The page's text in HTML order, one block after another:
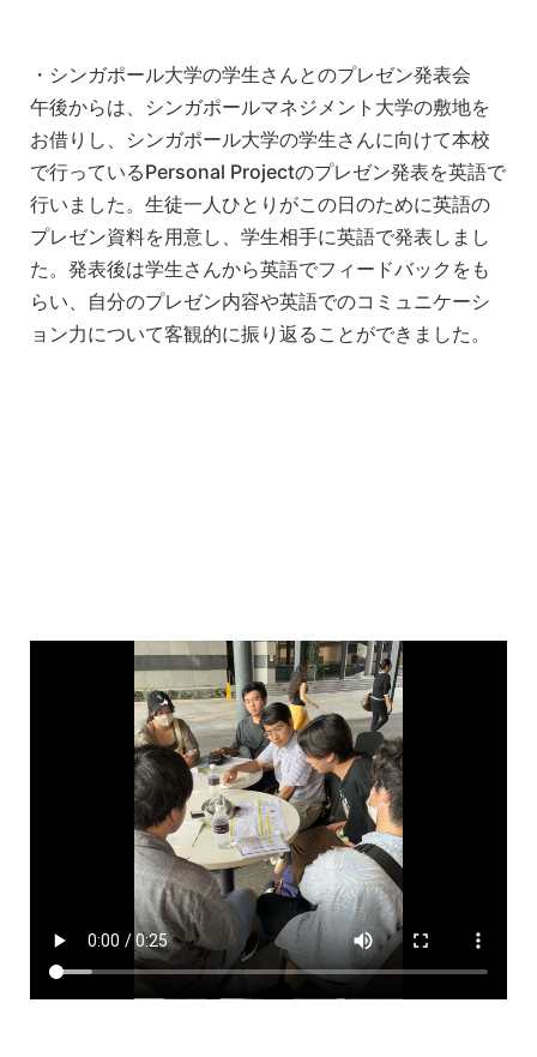
・シンガポール大学の学生さんとのプレゼン発表会
午後からは、シンガポールマネジメント大学の敷地を
お借りし、シンガポール大学の学生さんに向けて本校
で行っているPersonal Projectのプレゼン発表を英語で
行いました。生徒一人ひとりがこの日のために英語の
プレゼン資料を用意し、学生相手に英語で発表しまし
た。発表後は学生さんから英語でフィードバックをも
らい、自分のプレゼン内容や英語でのコミュニケーシ
ョン力について客観的に振り返ることができました。